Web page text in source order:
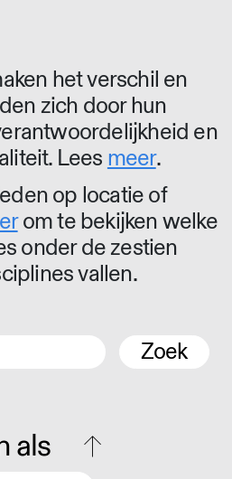
het verschil en
zich door hun
en
Lees meer.
op locatie of
om te bekijken welke
onder de zestien
vallen.
Zoek
als